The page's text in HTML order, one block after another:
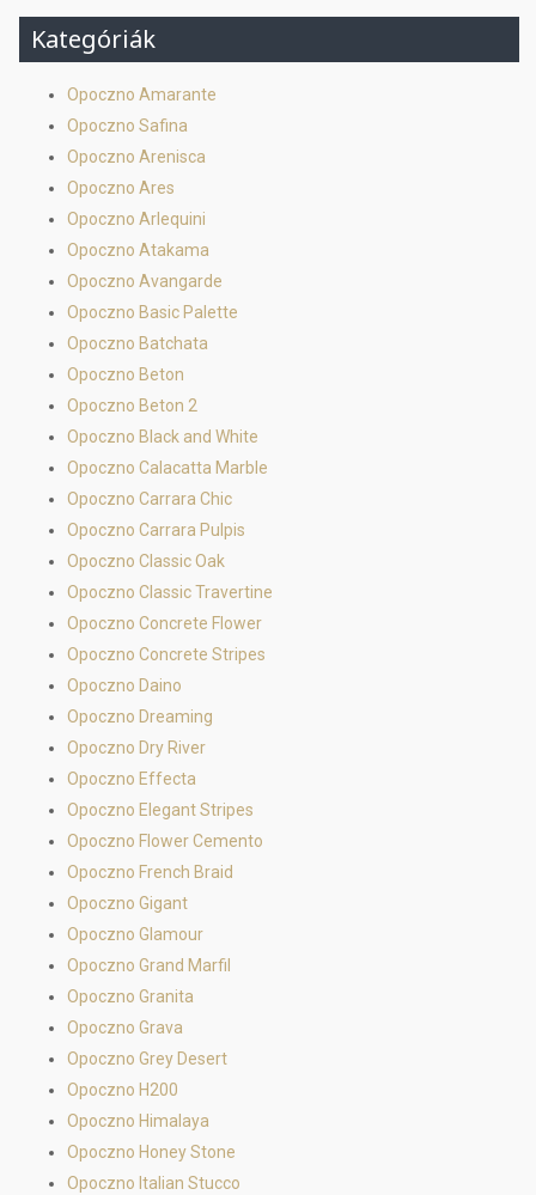
Kategóriák
Opoczno Amarante
Opoczno Safina
Opoczno Arenisca
Opoczno Ares
Opoczno Arlequini
Opoczno Atakama
Opoczno Avangarde
Opoczno Basic Palette
Opoczno Batchata
Opoczno Beton
Opoczno Beton 2
Opoczno Black and White
Opoczno Calacatta Marble
Opoczno Carrara Chic
Opoczno Carrara Pulpis
Opoczno Classic Oak
Opoczno Classic Travertine
Opoczno Concrete Flower
Opoczno Concrete Stripes
Opoczno Daino
Opoczno Dreaming
Opoczno Dry River
Opoczno Effecta
Opoczno Elegant Stripes
Opoczno Flower Cemento
Opoczno French Braid
Opoczno Gigant
Opoczno Glamour
Opoczno Grand Marfil
Opoczno Granita
Opoczno Grava
Opoczno Grey Desert
Opoczno H200
Opoczno Himalaya
Opoczno Honey Stone
Opoczno Italian Stucco